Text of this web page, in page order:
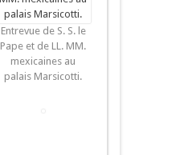
Entrevue de S. S. le
Pape et de LL. MM.
mexicaines au
palais Marsicotti.